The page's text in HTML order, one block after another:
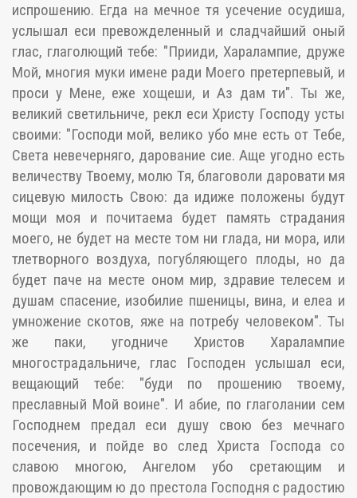
испрошению. Егда на мечное тя усечение осудиша,
услышал еси превожделенный и сладчайший оный
глас, глаголющий тебе: "Прииди, Харалампие, друже
Мой, многия муки имене ради Моего претерпевый, и
проси у Мене, еже хощеши, и Аз дам ти". Ты же,
великий светильниче, рекл еси Христу Господу усты
своими: "Господи мой, велико убо мне есть от Тебе,
Света невечерняго, дарование сие. Аще угодно есть
величеству Твоему, молю Тя, благоволи даровати мя
сицевую милость Свою: да идиже положены будут
мощи моя и почитаема будет память страдания
моего, не будет на месте том ни глада, ни мора, или
тлетворного воздуха, погубляющего плоды, но да
будет паче на месте оном мир, здравие телесем и
душам спасение, изобилие пшеницы, вина, и елеа и
умножение скотов, яже на потребу человеком". Ты
же паки, угодниче Христов Харалампие
многострадальниче, глас Господен услышал еси,
вещающий тебе: "буди по прошению твоему,
преславный Мой воине". И абие, по глаголании сем
Господнем предал еси душу свою без мечнаго
посечения, и пойде во след Христа Господа со
славою многою, Ангелом убо сретающим и
провождающим ю до престола Господня с радостию